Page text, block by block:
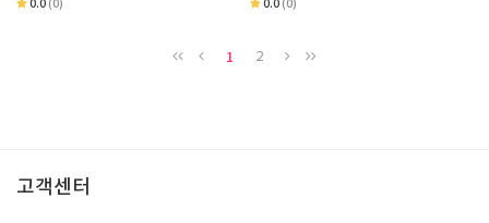
0.0 (0) 0.0 (0)
1 2
고객센터